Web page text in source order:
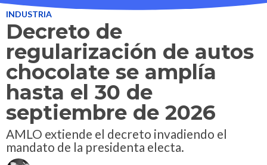
INDUSTRIA
Decreto de
regularización de autos
chocolate se amplía
hasta el 30 de
septiembre de 2026
AMLO extiende el decreto invadiendo el
mandato de la presidenta electa.